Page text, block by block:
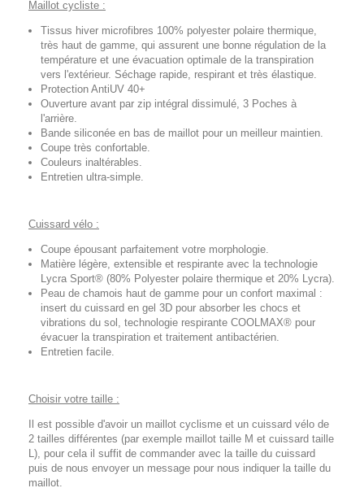
Maillot cycliste :
Tissus hiver microfibres 100% polyester polaire thermique,
très haut de gamme, qui assurent une bonne régulation de la
température et une évacuation optimale de la transpiration
vers l'extérieur. Séchage rapide, respirant et très élastique.
Protection AntiUV 40+
Ouverture avant par zip intégral dissimulé, 3 Poches à
l'arrière.
Bande siliconée en bas de maillot pour un meilleur maintien.
Coupe très confortable.
Couleurs inaltérables.
Entretien ultra-simple.
Cuissard vélo :
Coupe épousant parfaitement votre morphologie.
Matière légère, extensible et respirante avec la technologie
Lycra Sport® (80% Polyester polaire thermique et 20% Lycra).
Peau de chamois haut de gamme pour un confort maximal :
insert du cuissard en gel 3D pour absorber les chocs et
vibrations du sol, technologie respirante COOLMAX® pour
évacuer la transpiration et traitement antibactérien.
Entretien facile.
Choisir votre taille :
Il est possible d'avoir un maillot cyclisme et un cuissard vélo de
2 tailles différentes (par exemple maillot taille M et cuissard taille
L), pour cela il suffit de commander avec la taille du cuissard
puis de nous envoyer un message pour nous indiquer la taille du
maillot.